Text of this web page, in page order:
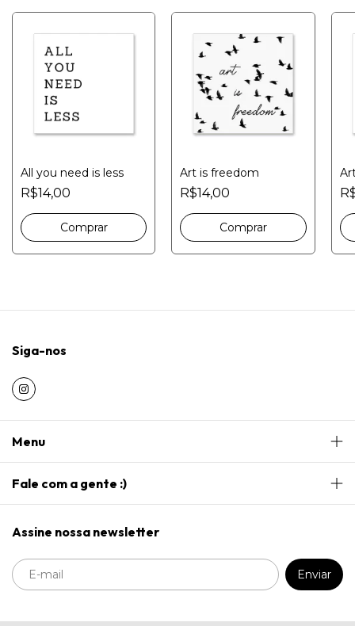
All you need is less
R$14,00
Art is freedom
R$14,00
Siga-nos
Menu
Fale com a gente :)
Assine nossa newsletter